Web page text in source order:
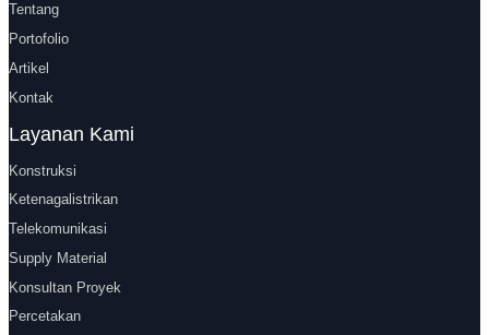
Tentang
Portofolio
Artikel
Kontak
Layanan Kami
Konstruksi
Ketenagalistrikan
Telekomunikasi
Supply Material
Konsultan Proyek
Percetakan